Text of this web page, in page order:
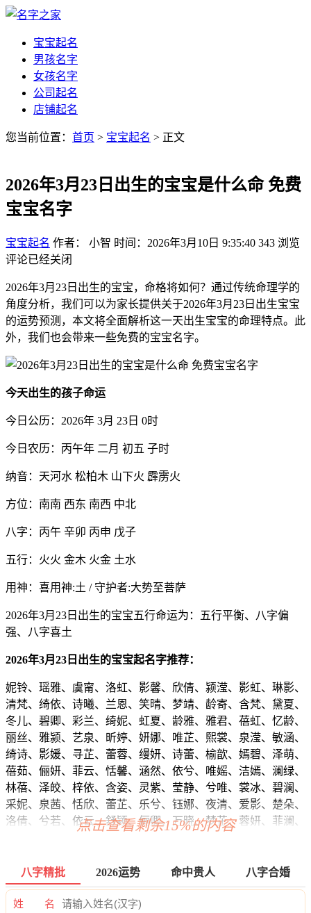
宝宝起名
男孩名字
女孩名字
公司起名
店铺起名
您当前位置： 首页 > 宝宝起名 > 正文
2026年3月23日出生的宝宝是什么命 免费
宝宝名字
宝宝起名 作者： 小智 时间：2026年3月10日 9:35:40 343 浏览
评论已经关闭
2026年3月23日出生的宝宝，命格将如何？通过传统命理学的
角度分析，我们可以为家长提供关于2026年3月23日出生宝宝
的运势预测，本文将全面解析这一天出生宝宝的命理特点。此
外，我们也会带来一些免费的宝宝名字。
今天出生的孩子命运
今日公历：2026年 3月 23日 0时
今日农历：丙午年 二月 初五 子时
纳音：天河水 松柏木 山下火 霹雳火
方位：南南 西东 南西 中北
八字：丙午 辛卯 丙申 戊子
五行：火火 金木 火金 土水
用神：喜用神:土 / 守护者:大势至菩萨
2026年3月23日出生的宝宝五行命运为：五行平衡、八字偏
强、八字喜土
2026年3月23日出生的宝宝起名字推荐：
妮铃、瑶雅、虞甯、洛虹、影馨、欣倩、颍滢、影虹、琳影、
清梵、绮依、诗曦、兰恩、笑晴、梦靖、龄寄、含梵、黛夏、
冬儿、碧卿、彩兰、绮妮、虹夏、龄雅、雅君、蓓虹、忆龄、
丽丝、雅颍、艺泉、昕婷、妍娜、唯芷、熙裳、泉滢、敏涵、
绮诗、影媛、寻芷、蕾蓉、缦妍、诗蕾、榆歆、嫣碧、泽萌、
蓓茹、俪妍、菲云、恬馨、涵然、依兮、唯媱、洁嫣、澜绿、
林蓓、泽皎、梓依、含姿、灵紫、莹静、兮唯、裳冰、碧澜、
采妮、泉茜、恬欣、蕾芷、乐兮、钰娜、夜清、爱影、楚朵、
洛倩、兮若、依云、舒颍、俪卿、万晓、梦芷、蓉妍、菲澜、
姿灵、伊莉、薇泉、兰云、璇问、兰林、洛沛、姿澜、姗唯、
映清、怀华、熙玥、瑶紫、蓉新、洛欣、碧叶、波妤、卿晓、
菲淼、芙璇、虹云、甜汐、梦蓓、睿虹、蕾沐、琦兔、莹宁、
点击查看剩余15%的内容
八字精批 2026运势 命中贵人 八字合婚
姓 名